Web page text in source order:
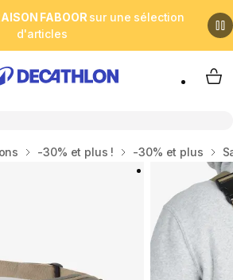
FABOOR sur une sélection
d'articles
My
-30% et plus ! -30% et plus